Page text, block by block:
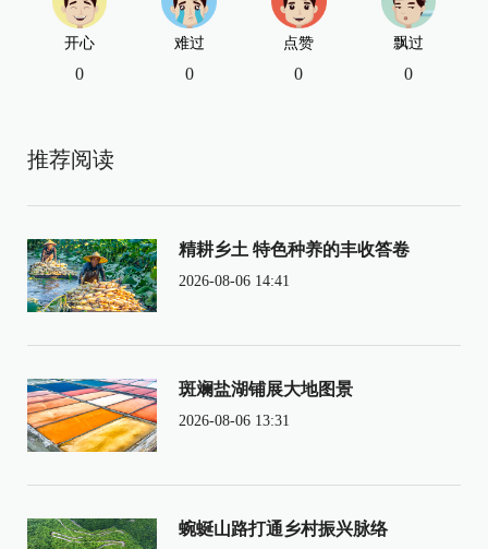
开心
0
难过
0
点赞
0
飘过
0
推荐阅读
精耕乡土 特色种养的丰收答卷
2026-08-06 14:41
斑斓盐湖铺展大地图景
2026-08-06 13:31
蜿蜒山路打通乡村振兴脉络